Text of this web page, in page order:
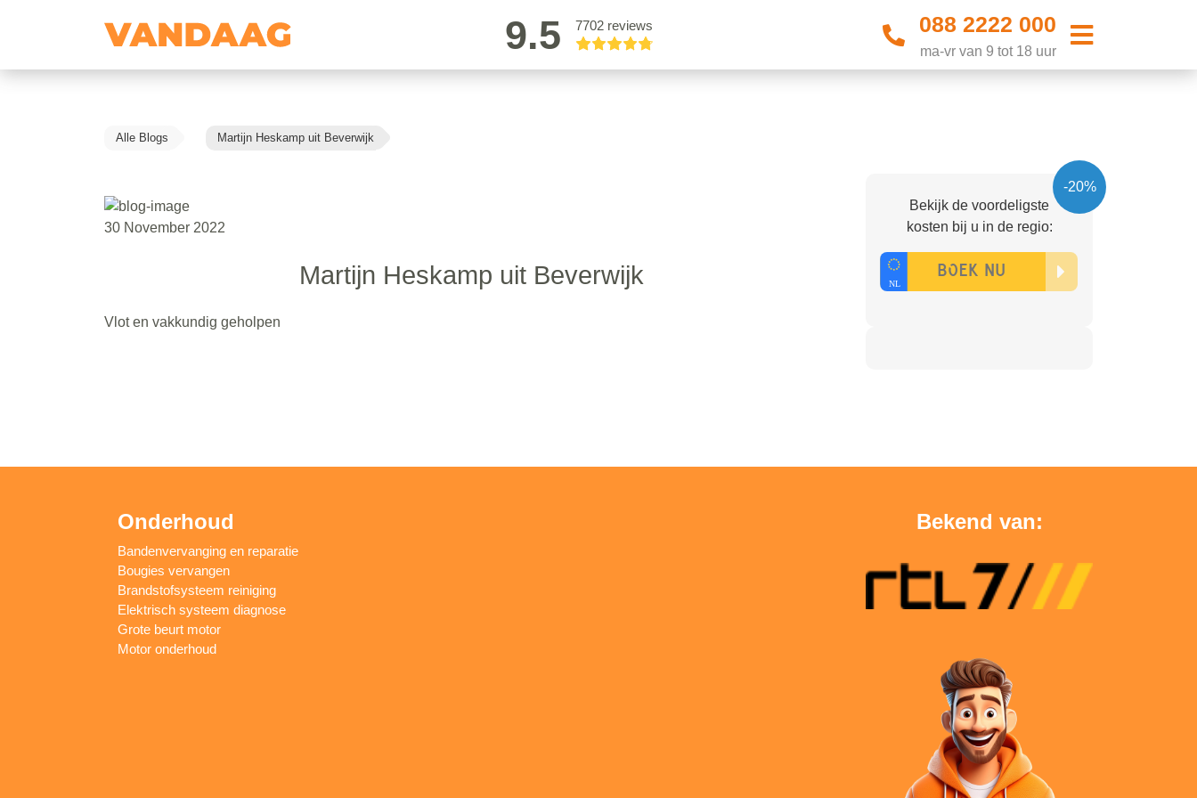
9.5 7702 reviews 088 2222 000
ma-vr van 9 tot 18 uur
Alle Blogs Martijn Heskamp uit Beverwijk
30 November 2022
Martijn Heskamp uit Beverwijk
Vlot en vakkundig geholpen
-20%
Bekijk de voordeligste
kosten bij u in de regio:
Onderhoud
Bandenvervanging en reparatie
Bougies vervangen
Brandstofsysteem reiniging
Elektrisch systeem diagnose
Grote beurt motor
Motor onderhoud
Bekend van: